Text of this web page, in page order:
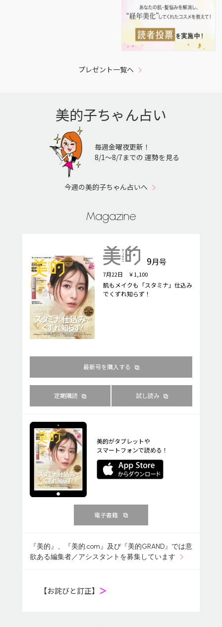
プレゼント一覧へ
美的子ちゃん占い
毎週金曜夜更新！
8/1〜8/7までの 運勢を見る
今週の美的子ちゃん占いへ
Magazine
9月号
7月22日 ￥1,100
肌もメイクも「スタミナ」仕込み
でくずれ知らず！
最新号を購入する
定期購読 試し読み
美的がタブレットや
スマートフォンで読める！
電子書籍
『美的』、『美的.com』及び『美的GRAND』では意
欲ある編集者／アシスタントを募集しています
【お詫びと訂正】 ＞